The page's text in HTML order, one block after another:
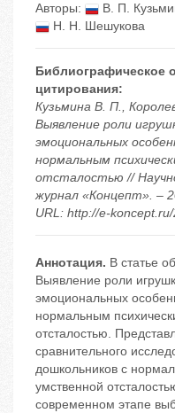
Авторы:
В. П.
Н. Н. Шешукова
Библиографическое
цитирования:
Кузьмина В. П.,
Выявление роли
эмоциональных
нормальным
отсталостью //
журнал «Концепт». –
URL: http://e-
Аннотация. В статье
Выявление роли
эмоциональных
нормальным
отсталостью.
сравнительного
дошкольников с
умственной
современном этапе